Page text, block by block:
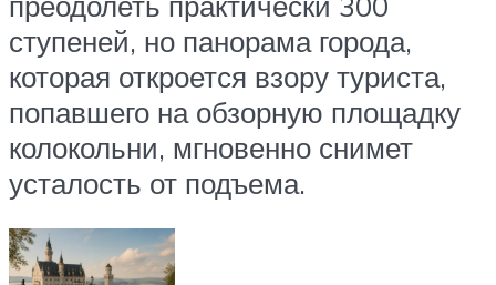
ступеней, но панорама города,
которая откроется взору туриста,
попавшего на обзорную площадку
колокольни, мгновенно снимет
усталость от подъема.